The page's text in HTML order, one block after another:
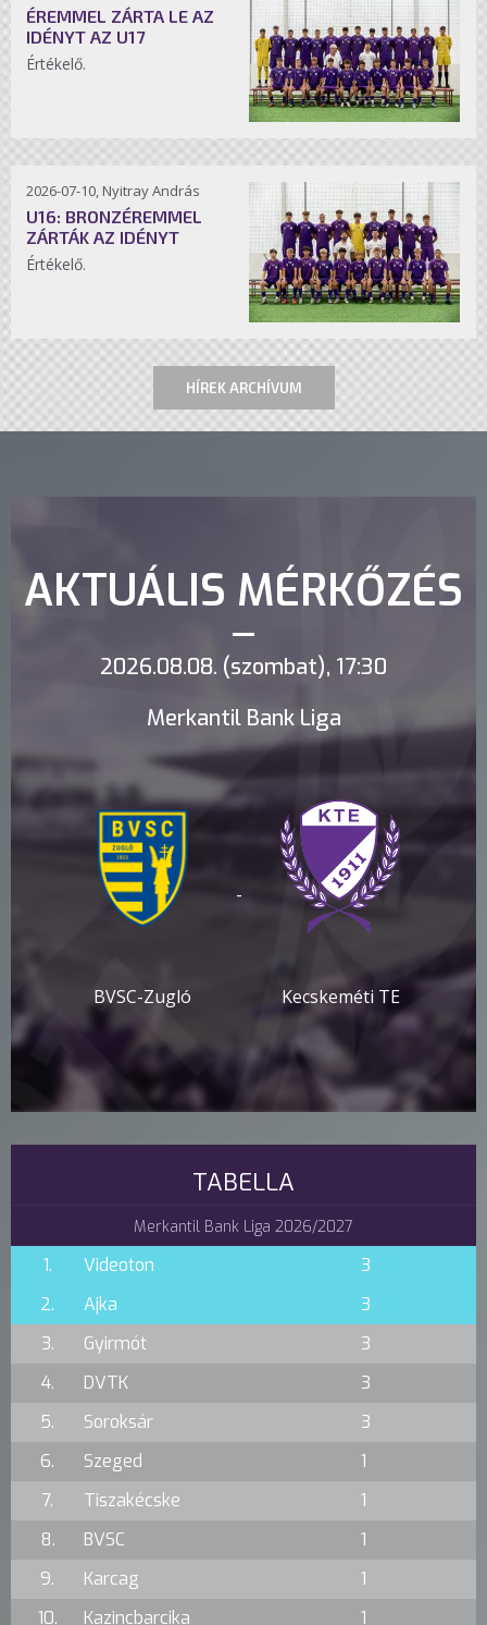
ÉREMMEL ZÁRTA LE AZ
IDÉNYT AZ U17
Értékelő.
2026-07-10, Nyitray András
U16: BRONZÉREMMEL
ZÁRTÁK AZ IDÉNYT
Értékelő.
HÍREK ARCHÍVUM
AKTUÁLIS MÉRKŐZÉS
2026.08.08. (szombat), 17:30
Merkantil Bank Liga
BVSC-Zugló
-
Kecskeméti TE
TABELLA
Merkantil Bank Liga 2026/2027
1. Videoton
3
2.
Ajka
3
3.
Gyirmót
3
4.
DVTK
3
5.
Soroksár
3
6.
Szeged
1
7.
Tiszakécske
1
8.
BVSC
1
9.
Karcag
1
10.
Kazincbarcika 1